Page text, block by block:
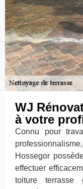
WJ
à votre
Connu pour
Hossegor
effectuer
toiture